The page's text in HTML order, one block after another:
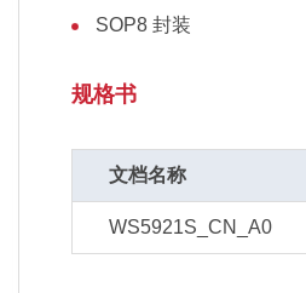
SOP8 封装
规格书
文档名称
WS5921S_CN_A0